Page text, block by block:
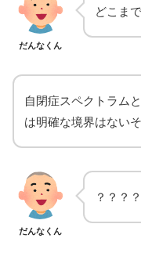
だんなくん
どこま
自閉症スペクトラム
は明確な境界はないそ
だんなくん
？？？？